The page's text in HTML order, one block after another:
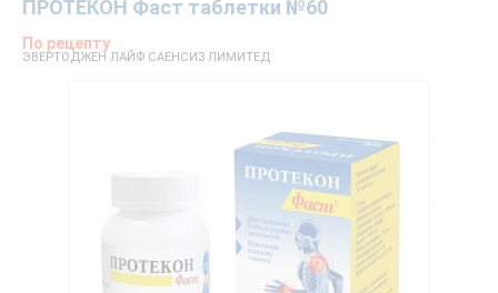
ПРОТЕКОН Фаст таблетки №60
По рецепту
ЭВЕРТОДЖЕН ЛАЙФ САЕНСИЗ ЛИМИТЕД